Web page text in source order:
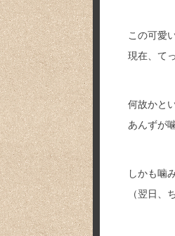
この可愛
現在、て
何故かと
あんずが
しかも噛
（翌日、